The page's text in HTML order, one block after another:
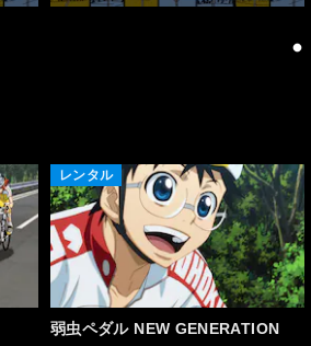
レンタル
弱虫ペダル NEW GENERATION